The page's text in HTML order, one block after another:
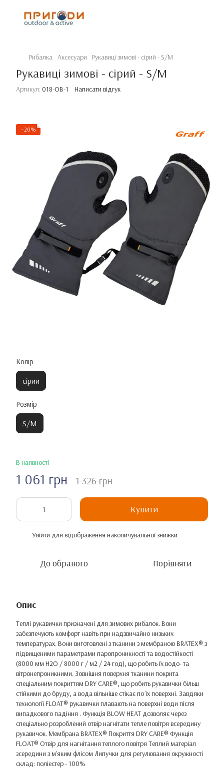
Рибалка Аксесуари Рукавиці зимові - сірий - S/M
Рукавиці зимові - сірий - S/M
Артикул: 018-OB-1 Написати відгук
−20%
Колір
сірий
Розмір
S/M
В наявності
1 061 грн 1 326 грн
Купити
Увійти для відображення накопичувальної знижки
До обраного Порівняти
Опис
Теплі рукавички призначені для зимових рибалок. Вони
забезпечують комфорт навіть при надзвичайно низьких
температурах. Вони виготовлені з тканини з мембраною BRATEX® з
підвищеними параметрами паропроникності та водостійкості
(8000 мм H2O / 8000 г / м2 / 24 год), що робить їх водо- та
вітронепроникними. Зовнішня поверхня тканини покрита
спеціальним покриттям DRY CARE®, що робить рукавички більш
стійкими до бруду, а вода вільніше стікає по їх поверхні. Завдяки
технології FLOAT® рукавички плавають на поверхні води після
випадкового падіння . Функція BLOW HEAT дозволяє через
спеціально розроблений отвір нагнітати тепле повітря всередину
рукавичок. Мембрана BRATEX® Покриття DRY CARE® Функція
FLOAT® Отвір для нагнітання теплого повітря Теплий матеріал
зсередини з м'яким флісом Липучки для регулювання окружності
склад: поліестер - 100%